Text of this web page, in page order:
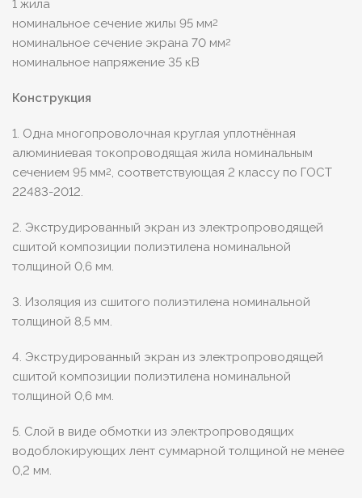
1 жила
номинальное сечение жилы 95 мм2
номинальное сечение экрана 70 мм2
номинальное напряжение 35 кВ
Конструкция
1. Одна многопроволочная круглая уплотнённая
алюминиевая токопроводящая жила номинальным
сечением 95 мм2, соответствующая 2 классу по ГОСТ
22483-2012.
2. Экструдированный экран из электропроводящей
сшитой композиции полиэтилена номинальной
толщиной 0,6 мм.
3. Изоляция из сшитого полиэтилена номинальной
толщиной 8,5 мм.
4. Экструдированный экран из электропроводящей
сшитой композиции полиэтилена номинальной
толщиной 0,6 мм.
5. Слой в виде обмотки из электропроводящих
водоблокирующих лент суммарной толщиной не менее
0,2 мм.